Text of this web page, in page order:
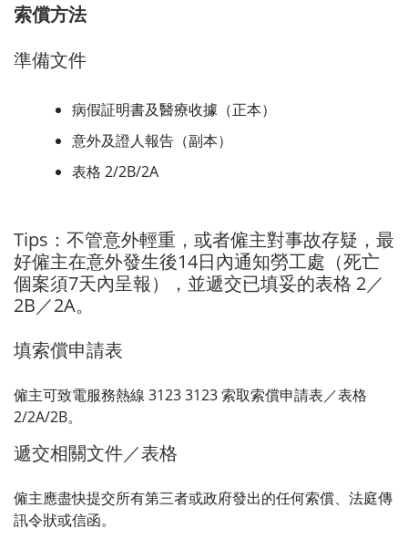
索償方法
準備文件
病假証明書及醫療收據（正本）
意外及證人報告（副本）
表格 2/2B/2A
Tips：不管意外輕重，或者僱主對事故存疑，最
好僱主在意外發生後14日內通知勞工處（死亡
個案須7天內呈報），並遞交已填妥的表格 2／
2B／2A。
填索償申請表
僱主可致電服務熱線 3123 3123 索取索償申請表／表格
2/2A/2B。
遞交相關文件／表格
僱主應盡快提交所有第三者或政府發出的任何索償、法庭傳
訊令狀或信函。